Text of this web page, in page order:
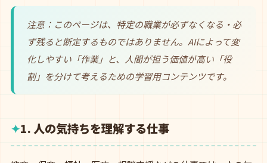
注意：このページは、特定の職業が必ずなくなる・必
ず残ると断定するものではありません。AIによって変
化しやすい「作業」と、人間が担う価値が高い「役
割」を分けて考えるための学習用コンテンツです。
1. 人の気持ちを理解する仕事